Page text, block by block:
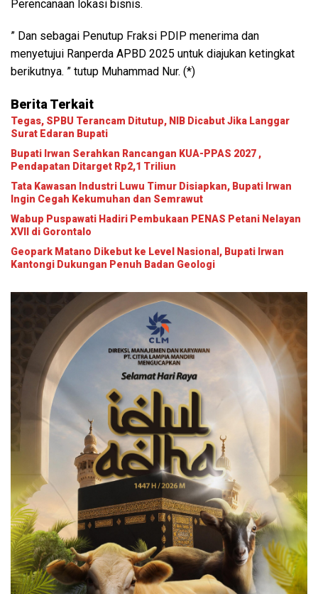
Perencanaan lokasi bisnis.
” Dan sebagai Penutup Fraksi PDIP menerima dan
menyetujui Ranperda APBD 2025 untuk diajukan ketingkat
berikutnya. ” tutup Muhammad Nur. (*)
Berita Terkait
Tegas, SPBU Terancam Ditutup, NIB Dicabut Jika Langgar
Surat Edaran Bupati
Bupati Irwan Serahkan Rancangan KUA-PPAS 2027 ,
Pendapatan Ditarget Rp2,1 Triliun
Tata Kawasan Industri Luwu Timur Disiapkan, Bupati Irwan
Ingin Cegah Kekumuhan dan Semrawut
Wabup Puspawati Hadiri Pembukaan PENAS Petani Nelayan
XVII di Gorontalo
Geopark Matano Dikebut ke Level Nasional, Bupati Irwan
Kantongi Dukungan Penuh Badan Geologi